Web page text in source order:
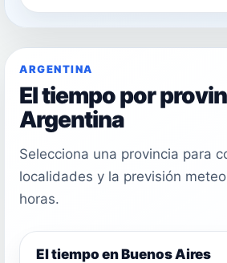
ARGENTINA
El tiempo por
Argentina
Selecciona una provincia para
localidades y la previsión
horas.
El tiempo en Buenos Aires